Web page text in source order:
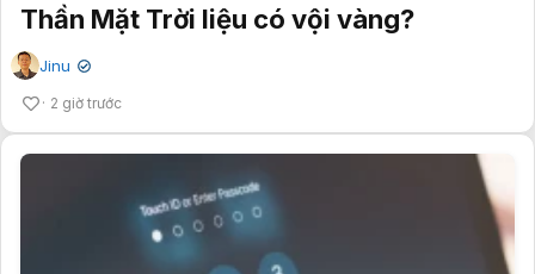
Thần Mặt Trời liệu có vội vàng?
Jinu ✔
2 giờ trước